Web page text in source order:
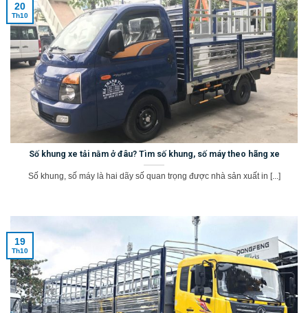
Số khung xe tải nằm ở đâu? Tìm số khung, số máy theo hãng xe
Số khung, số máy là hai dãy số quan trọng được nhà sản xuất in [...]
20
Th10
19
Th10